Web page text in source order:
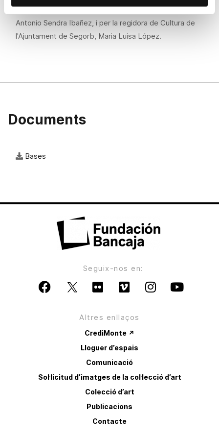
Lidón Forés Barberá; Santos Moreno Villar i Juan
Antonio Sendra Ibañez, i per la regidora de Cultura de
l'Ajuntament de Segorb, Maria Luisa López.
Documents
Bases
Seguix-nos en:
Altres enllaços
CrediMonte ↗
Lloguer d’espais
Comunicació
Sol·licitud d’imatges de la col·lecció d’art
Colecció d’art
Publicacions
Contacte